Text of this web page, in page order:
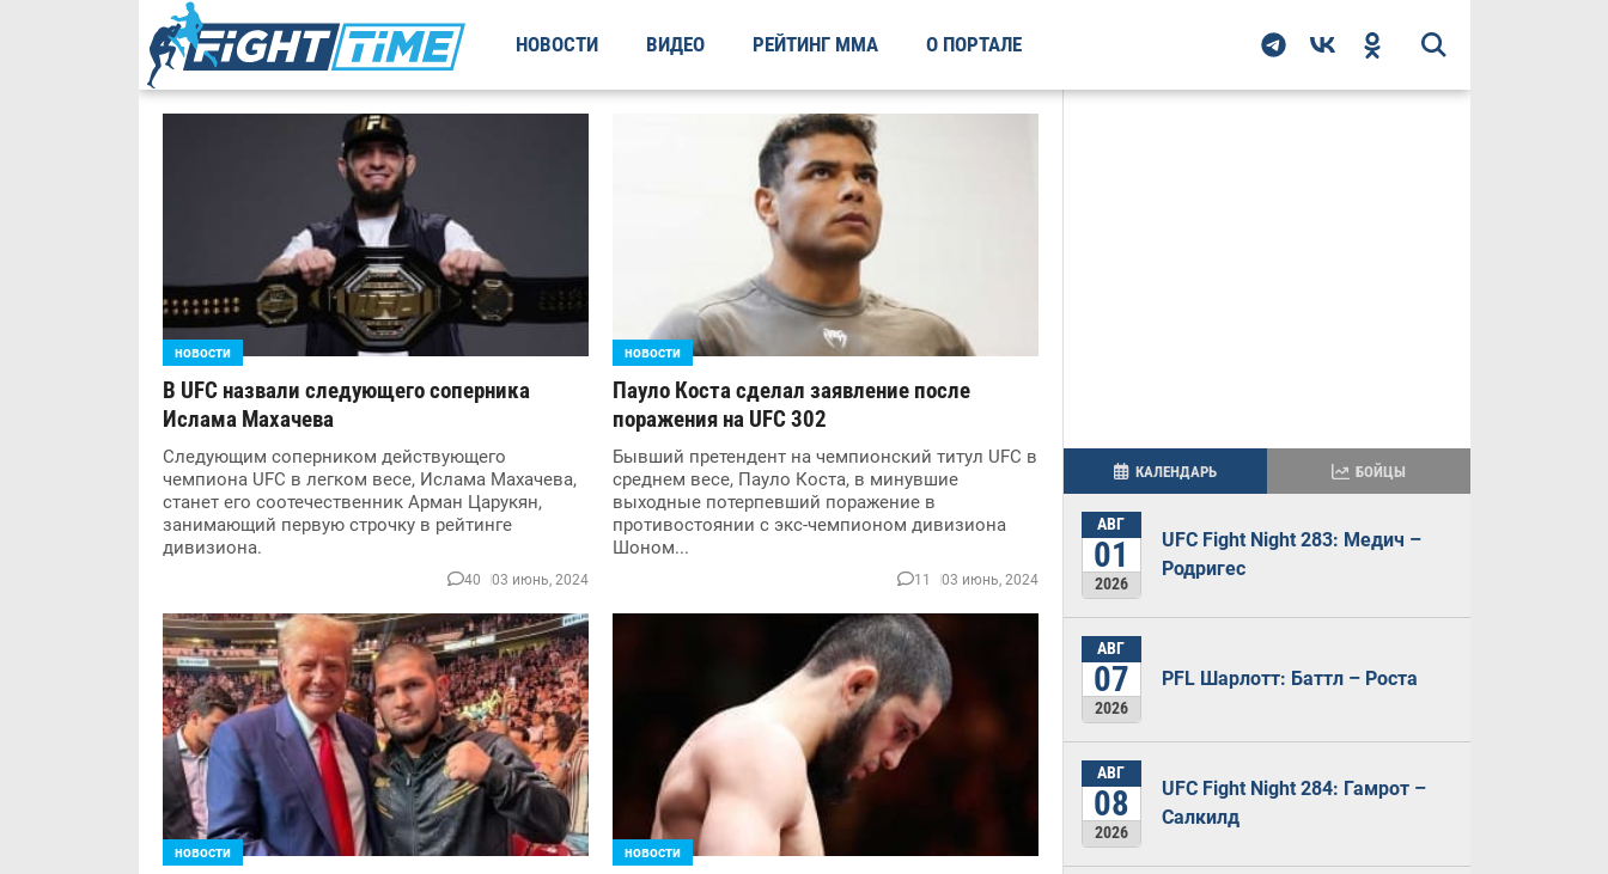
НОВОСТИ ВИДЕО РЕЙТИНГ ММА О ПОРТАЛЕ
новости
В UFC назвали следующего соперника
Ислама Махачева
Следующим соперником действующего
чемпиона UFC в легком весе, Ислама Махачева,
станет его соотечественник Арман Царукян,
занимающий первую строчку в рейтинге
дивизиона.
40 03 июнь, 2024
новости
Пауло Коста сделал заявление после
поражения на UFC 302
Бывший претендент на чемпионский титул UFC в
среднем весе, Пауло Коста, в минувшие
выходные потерпевший поражение в
противостоянии с экс-чемпионом дивизиона
Шоном...
11 03 июнь, 2024
новости новости
КАЛЕНДАРЬ БОЙЦЫ
АВГ
01
2026
UFC Fight Night 283: Медич –
Родригес
АВГ
07
2026
PFL Шарлотт: Баттл – Роста
АВГ
08
2026
UFC Fight Night 284: Гамрот –
Салкилд